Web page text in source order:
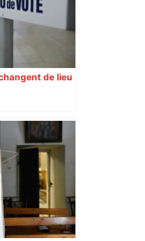
de lieu